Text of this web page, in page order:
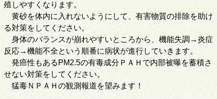
殖しやすくなります。
黄砂を体内に入れないようにして、有害物質の排除を助け
る対策をしてください。
身体のバランスが崩れやすいところから、機能失調→炎症
反応→機能不全という順番に病状が進行していきます。
発癌性もあるPM2.5の有毒成分ＰＡＨで内部被曝を蓄積さ
せない対策をしてください。
猛毒ＮＰＡＨの観測報道を望みます！